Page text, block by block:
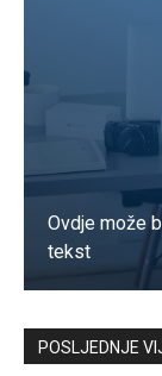
Ovdje može
tekst
POSLJEDNJE